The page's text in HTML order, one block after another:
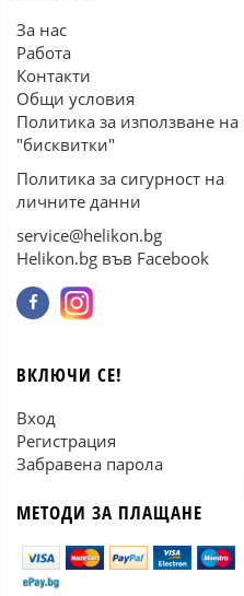
За нас
Работа
Контакти
Общи условия
Политика за използване на
"бисквитки"
Политика за сигурност на
личните данни
service@helikon.bg
Helikon.bg във Facebook
ВКЛЮЧИ СЕ!
Вход
Регистрация
Забравена парола
МЕТОДИ ЗА ПЛАЩАНЕ